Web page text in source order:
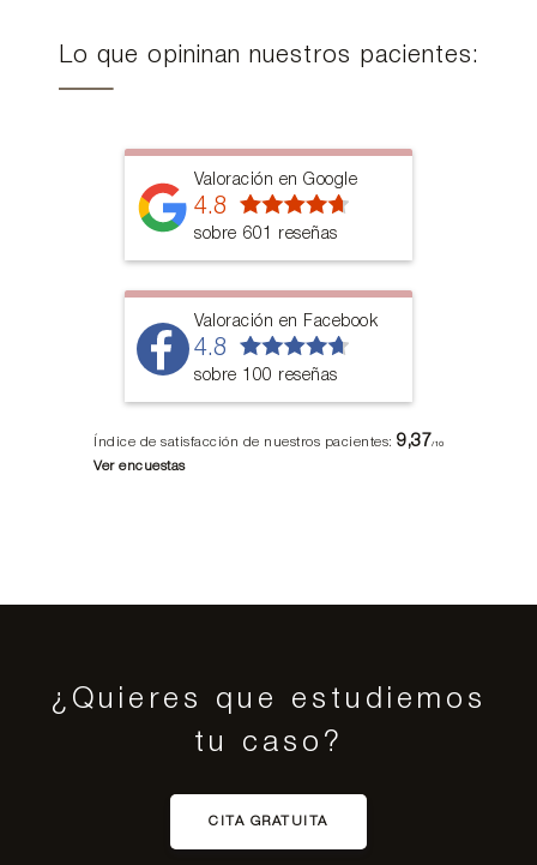
Lo que opininan nuestros pacientes:
Valoración en Google
4.8
sobre 601 reseñas
Valoración en Facebook
4.8
sobre 100 reseñas
Índice de satisfacción de nuestros pacientes:9,37/10
Ver encuestas
¿Quieres que estudiemos
tu caso?
CITA GRATUITA